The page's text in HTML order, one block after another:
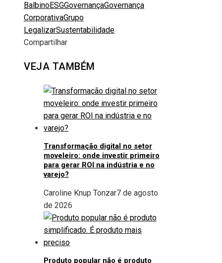
BalbinoESGGovernançaGovernança
CorporativaGrupo
LegalizarSustentabilidade
Compartilhar
VEJA TAMBÉM
Transformação digital no setor
moveleiro: onde investir primeiro
para gerar ROI na indústria e no
varejo?
Caroline Knup Tonzar7 de agosto
de 2026
Produto popular não é produto